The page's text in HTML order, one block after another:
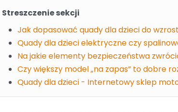
Streszczenie sekcji
Jak dopasować quady dla dzieci do
Quady dla dzieci elektryczne czy
Na jakie elementy bezpieczeństwa
Czy większy model „na zapas” to dobre
Quady dla dzieci - Internetowy sklep